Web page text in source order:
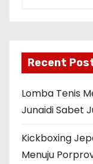
Recent
Lomba Tenis
Junaidi Sabet
Kickboxing
Menuju